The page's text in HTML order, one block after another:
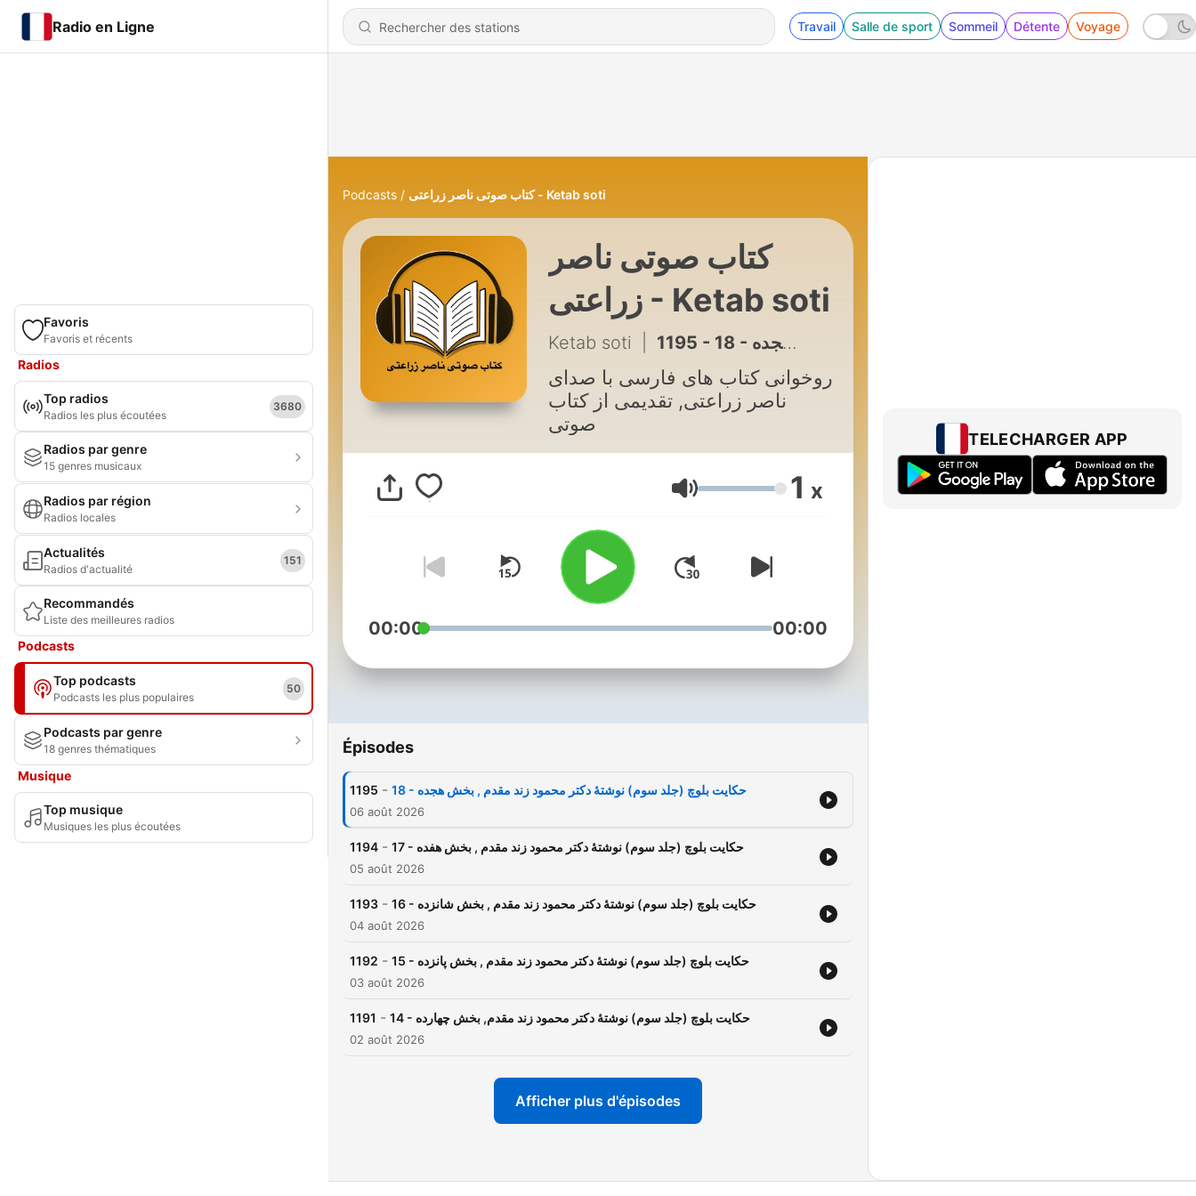
Radio en Ligne Travail Salle de sport Sommeil Détente Voyage
Favoris
Favoris et récents
Radios
Top radios
Radios les plus écoutées
3680
Radios par genre
15 genres musicaux
Radios par région
Radios locales
Actualités
Radios d'actualité
151
Recommandés
Liste des meilleures radios
Podcasts
Top podcasts
Podcasts les plus populaires
50
Podcasts par genre
18 genres thématiques
Musique
Top musique
Musiques les plus écoutées
Podcasts کتاب صوتی ناصر زراعتی - Ketab soti
کتاب صوتی ناصر
زراعتی - Ketab soti
Ketab soti 1195 - 18 - حکایت بلوچ (جلد سوم) نوشتۀ دکتر محمود زند مقدم , بخش هجده
روخوانی کتاب های فارسی با صدای
ناصر زراعتی, تقدیمی از کتاب
صوتی
Volume 1 x
00:00 00:00
Épisodes
1195 - 18 - حکایت بلوچ (جلد سوم) نوشتۀ دکتر محمود زند مقدم , بخش هجده
06 août 2026
1194 - 17 - حکایت بلوچ (جلد سوم) نوشتۀ دکتر محمود زند مقدم , بخش هفده
05 août 2026
1193 - 16 - حکایت بلوچ (جلد سوم) نوشتۀ دکتر محمود زند مقدم , بخش شانزده
04 août 2026
1192 - 15 - حکایت بلوچ (جلد سوم) نوشتۀ دکتر محمود زند مقدم , بخش پانزده
03 août 2026
1191 - 14 - حکایت بلوچ (جلد سوم) نوشتۀ دکتر محمود زند مقدم, بخش چهارده
02 août 2026
Afficher plus d'épisodes
TELECHARGER APP